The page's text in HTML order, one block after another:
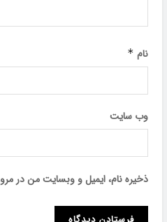
نام *
وب‌ سایت
ذخیره نام، ایمیل و وبسایت من در